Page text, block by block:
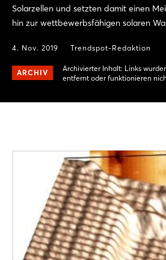
Solarzellen und setzten damit einen
hin zur wettbewerbsfähigen solaren
4. Nov. 2019 Trendspot-Redaktion
ARCHIV
Archivierter Inhalt: Links
entfernt oder funktionieren